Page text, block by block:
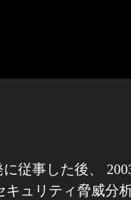
従事した後、
ュリティ脅威分